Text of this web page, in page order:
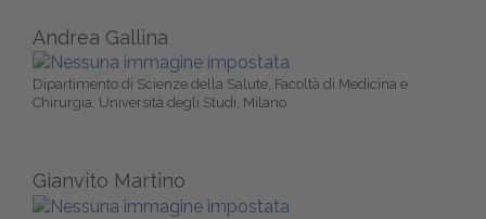
Andrea Gallina
Dipartimento di Scienze della Salute, Facoltà di Medicina e
Chirurgia, Università degli Studi, Milano
Gianvito Martino